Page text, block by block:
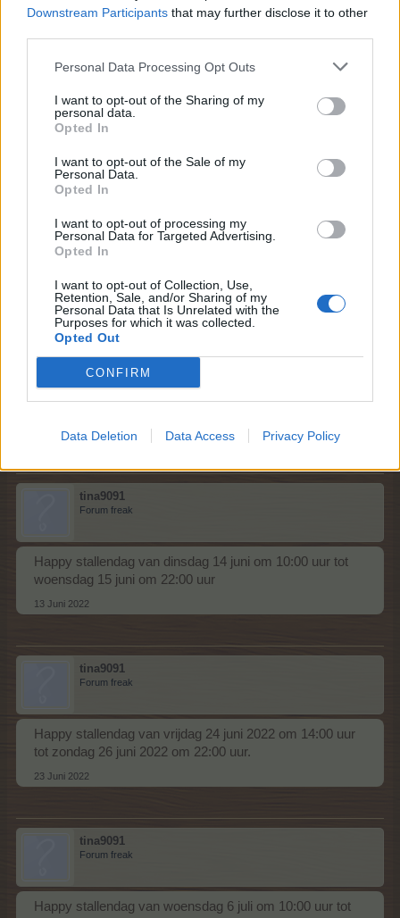
Downstream Participants that may further disclose it to other
Personal Data Processing Opt Outs
I want to opt-out of the Sharing of my
personal data.
Opted In
I want to opt-out of the Sale of my
Personal Data.
Opted In
I want to opt-out of processing my
Personal Data for Targeted Advertising.
Opted In
I want to opt-out of Collection, Use,
Retention, Sale, and/or Sharing of my
Personal Data that Is Unrelated with the
Purposes for which it was collected.
Opted Out
CONFIRM
Data Deletion Data Access Privacy Policy
zondag 24 april om 22:00 uur
Forum freak
Happy stallendag van woensdag 25 mei om 10:00 uur tot
vrijdag 27 mei om 22:00 uur
24 Mei 2022
tina9091
Forum freak
Happy stallendag van zaterdag 11 juni om 10:00 uur tot
10 Juni 2022
tina9091
Forum freak
Happy stallendag van dinsdag 14 juni om 10:00 uur tot
woensdag 15 juni om 22:00 uur
13 Juni 2022
tina9091
Forum freak
Happy stallendag van vrijdag 24 juni 2022 om 14:00 uur
tot zondag 26 juni 2022 om 22:00 uur.
23 Juni 2022
tina9091
Forum freak
Happy stallendag van woensdag 6 juli om 10:00 uur tot